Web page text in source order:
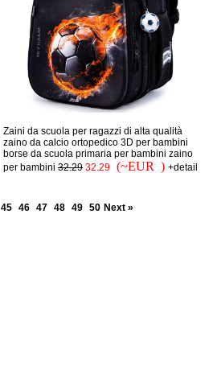
Zaini da scuola per ragazzi di alta qualità
zaino da calcio ortopedico 3D per bambini
borse da scuola primaria per bambini zaino
per bambini 32.29 32.29 (~EUR ) +detail
45 46 47 48 49 50 Next »